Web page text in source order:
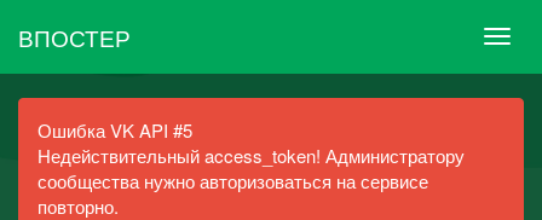
ВПОСТЕР
Ошибка VK API #5
Недействительный access_token! Администратору
сообщества нужно авторизоваться на сервисе
повторно.